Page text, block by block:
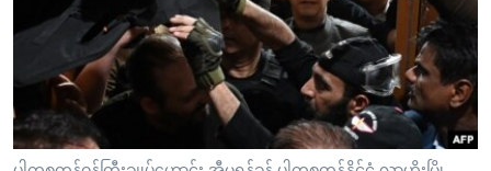
စာမျက်နှာ
ကြည့်
ရန်
Learning English
ဗွီအိုအေ လူမှုကွန်ယက်များ